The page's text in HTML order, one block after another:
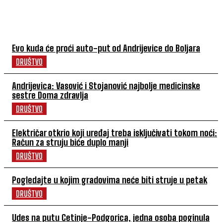
Evo kuda će proći auto-put od Andrijevice do Boljara
DRUŠTVO
Andrijevica: Vasović i Stojanović najbolje medicinske
sestre Doma zdravlja
DRUŠTVO
Električar otkrio koji uređaj treba isključivati tokom noći:
Račun za struju biće duplo manji
DRUŠTVO
Pogledajte u kojim gradovima neće biti struje u petak
DRUŠTVO
Udes na putu Cetinje-Podgorica, jedna osoba poginula